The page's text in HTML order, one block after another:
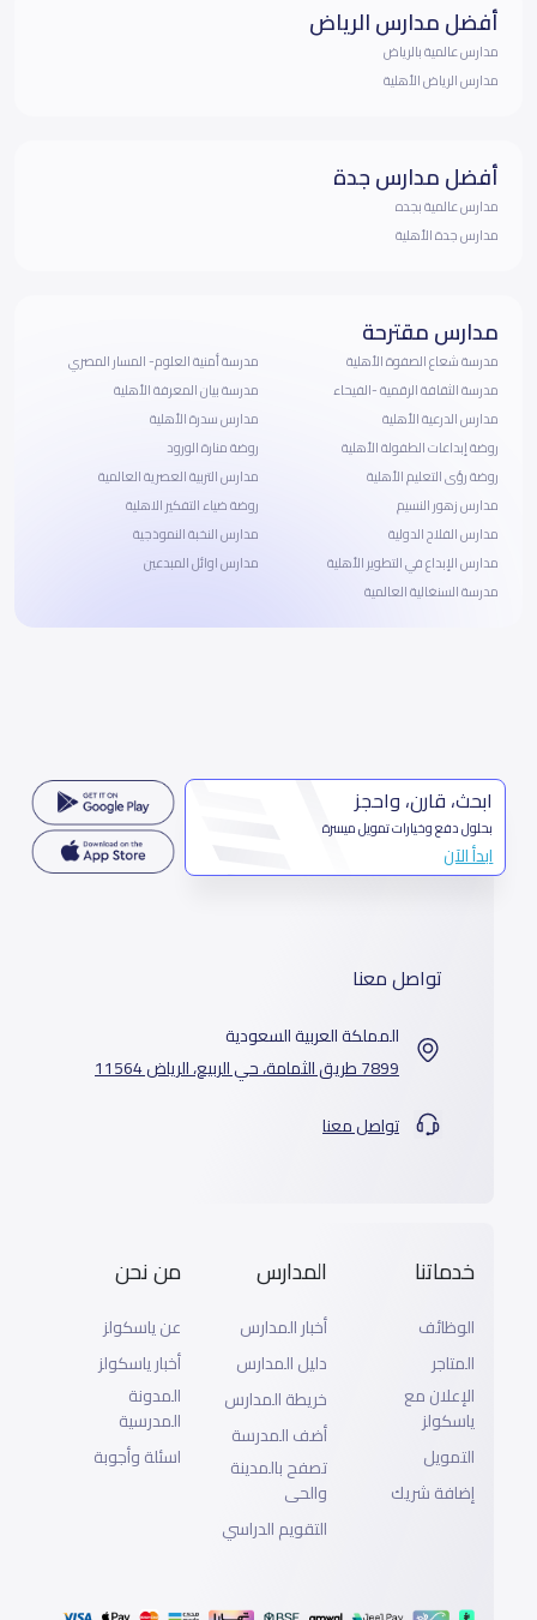
أفضل مدارس الرياض
مدارس عالمية بالرياض
مدارس الرياض الأهلية
أفضل مدارس جدة
مدارس عالمية بجده
مدارس جدة الأهلية
مدارس مقترحة
مدرسة شعاع الصفوة الأهلية
مدرسة الثقافة الرقمية -الفيحاء
مدارس الدرعية الأهلية
روضة إبداعات الطفولة الأهلية
روضة رؤى التعليم الأهلية
مدارس زهور النسيم
مدارس الفلاح الدولية
مدارس الإبداع في التطوير الأهلية
مدرسة السنغالية العالمية
مدرسة أمنية العلوم- المسار المصري
مدرسة بيان المعرفة الأهلية
مدارس سدرة الأهلية
روضة منارة الورود
مدارس التربية العصرية العالمية
روضة ضياء التفكير الاهلية
مدارس النخبة النموذجية
مدارس اوائل المبدعين
ابحث، قارن، واحجز
بحلول دفع وخيارات تمويل ميسرة
ابدأ الآن
تواصل معنا
المملكة العربية السعودية
7899 طريق الثمامة، حي الربيع، الرياض 11564
تواصل معنا
خدماتنا
الوظائف
المتاجر
الإعلان مع
ياسكولز
التمويل
إضافة شريك
المدارس
أخبار المدارس
دليل المدارس
خريطة المدارس
أضف المدرسة
تصفح بالمدينة
والحى
التقويم الدراسي
من نحن
عن ياسكولز
أخبار ياسكولز
المدونة
المدرسية
اسئلة وأجوبة